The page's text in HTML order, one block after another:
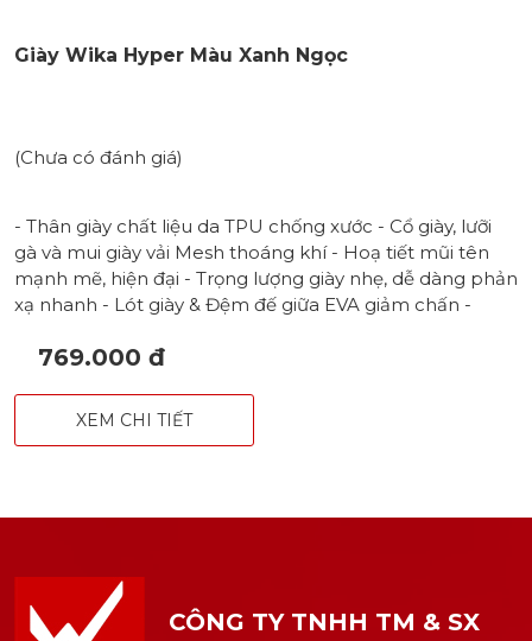
Giày Wika Hyper Màu Xanh Ngọc
(Chưa có đánh giá)
- Thân giày chất liệu da TPU chống xước - Cổ giày, lưỡi
gà và mui giày vải Mesh thoáng khí - Hoạ tiết mũi tên
mạnh mẽ, hiện đại - Trọng lượng giày nhẹ, dễ dàng phản
xạ nhanh - Lót giày & Đệm đế giữa EVA giảm chấn -
định, ngăn ngừa chấn thương - Đế ngoài thuần 100%
chắc chắn và ổn định cho cả nam & nữ
769.000 đ
XEM CHI TIẾT
CÔNG TY TNHH TM & SX